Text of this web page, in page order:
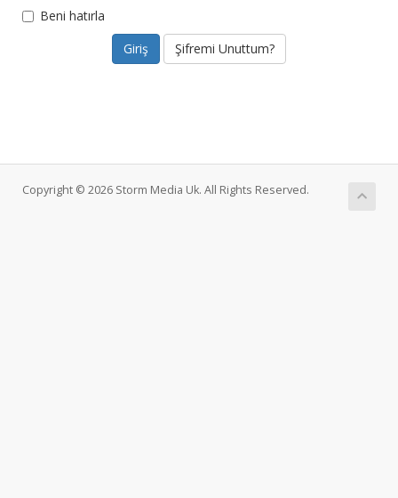
Beni hatırla
Şifremi Unuttum?
Copyright © 2026 Storm Media Uk. All Rights Reserved.